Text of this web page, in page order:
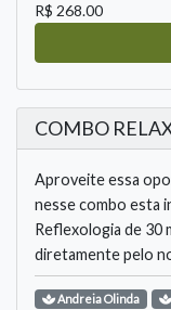
R$ 268.00
COMBO
Aproveite essa
nesse combo esta
Reflexologia de 30
diretamente pelo
AndreiaOlinda